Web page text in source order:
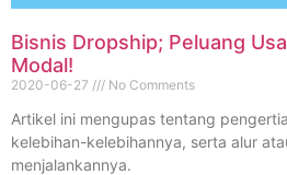
Bisnis Dropship; Peluang
Modal!
2020-06-27 No Comments
Artikel ini mengupas tentang
kelebihan-kelebihannya, serta alur
menjalankannya.